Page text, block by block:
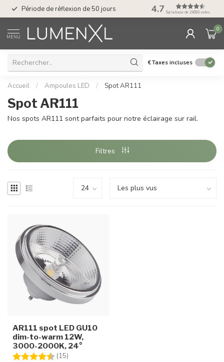
Période de réflexion de 50 jours Service : du lundi
17.00
4.7 Sur la base de 24393 votes
MENU
0
€Taxes incluses
Accueil / Ampoules LED / Spot AR111
Spot AR111
Nos spots AR111 sont parfaits pour notre éclairage sur rail.
Filtres
AR111 spot LED GU10
dim-to-warm 12W,
3000-2000K, 24°
Note:
(15)